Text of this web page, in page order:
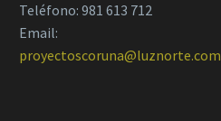
Teléfono: 981 613 712
Email:
proyectoscoruna@luznorte.com